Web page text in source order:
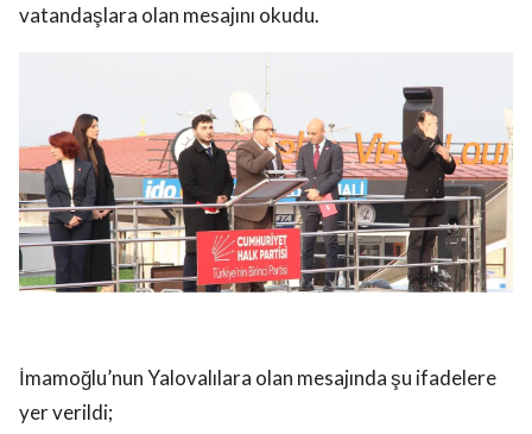
vatandaşlara olan mesajını okudu.
İmamoğlu’nun Yalovalılara olan mesajında şu ifadelere
yer verildi;